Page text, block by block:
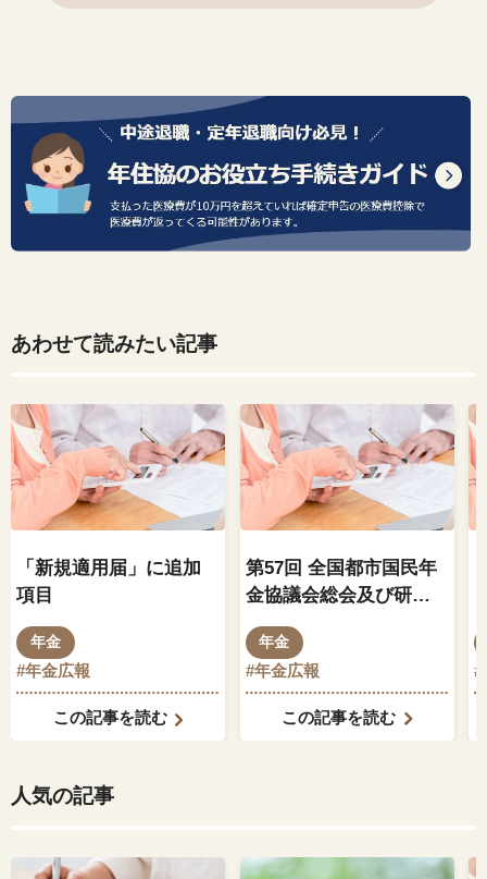
あわせて読みたい記事
「新規適用届」に追加
項目
年金
#年金広報
この記事を読む
第57回 全国都市国民年
金協議会総会及び研修
会が仙台市で開催
年金
#年金広報
この記事を読む
#
人気の記事